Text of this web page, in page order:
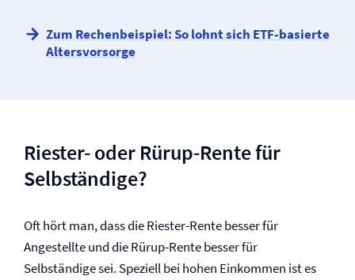
Zum Rechenbeispiel: So lohnt sich ETF-basierte
Altersvorsorge
Riester- oder Rürup-Rente für
Selbständige?
Oft hört man, dass die Riester-Rente besser für
Angestellte und die Rürup-Rente besser für
Selbständige sei. Speziell bei hohen Einkommen ist es